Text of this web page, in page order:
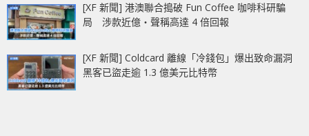
[XF 新聞] 港澳聯合搗破 Fun Coffee 咖啡科研騙
局 涉款近億‧聲稱高達 4 倍回報
[XF 新聞] Coldcard 離線「冷錢包」爆出致命漏洞
黑客已盜走逾 1.3 億美元比特幣